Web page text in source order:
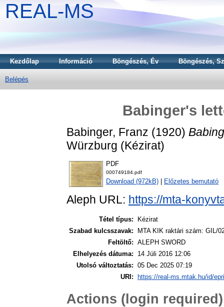
REAL-MS
Kezdőlap Információ Böngészés, Év Böngészés,
Belépés
Babinger's
Babinger, Franz (1920)
Würzburg (Kézirat)
PDF
000749184.pdf
Download (972kB) Előzetes bemutató
Aleph URL: https://mta-
Tétel típus:
Kézirat
Szabad kulcsszavak:
MTA KIK raktári szám: GIL/
Feltöltő: ALEPH SWORD
Elhelyezés dátuma:
14 Júli 2016 12:06
Utolsó változtatás: 05 Dec 2025 07:19
URI:
https://real-ms.mtak.hu/id/
Actions (login required)